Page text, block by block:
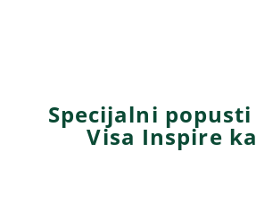
Specijalni
Visa Inspire